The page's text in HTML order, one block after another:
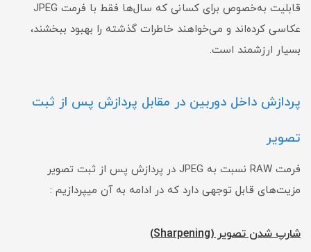
قابلیت به‌خصوص برای کسانی که سال‌ها فقط با فرمت JPEG
عکاسی کرده‌اند و می‌خواهند خاطرات گذشته را بهبود ببخشند،
بسیار ارزشمند است.
پردازش داخل دوربین در مقابل پردازش پس از ثبت
تصویر
فرمت RAW نسبت به JPEG در پردازش پس از ثبت تصویر
مزیت‌های قابل توجهی دارد که در ادامه به آن میپردازیم :
شارپ شدن تصویر (Sharpening)